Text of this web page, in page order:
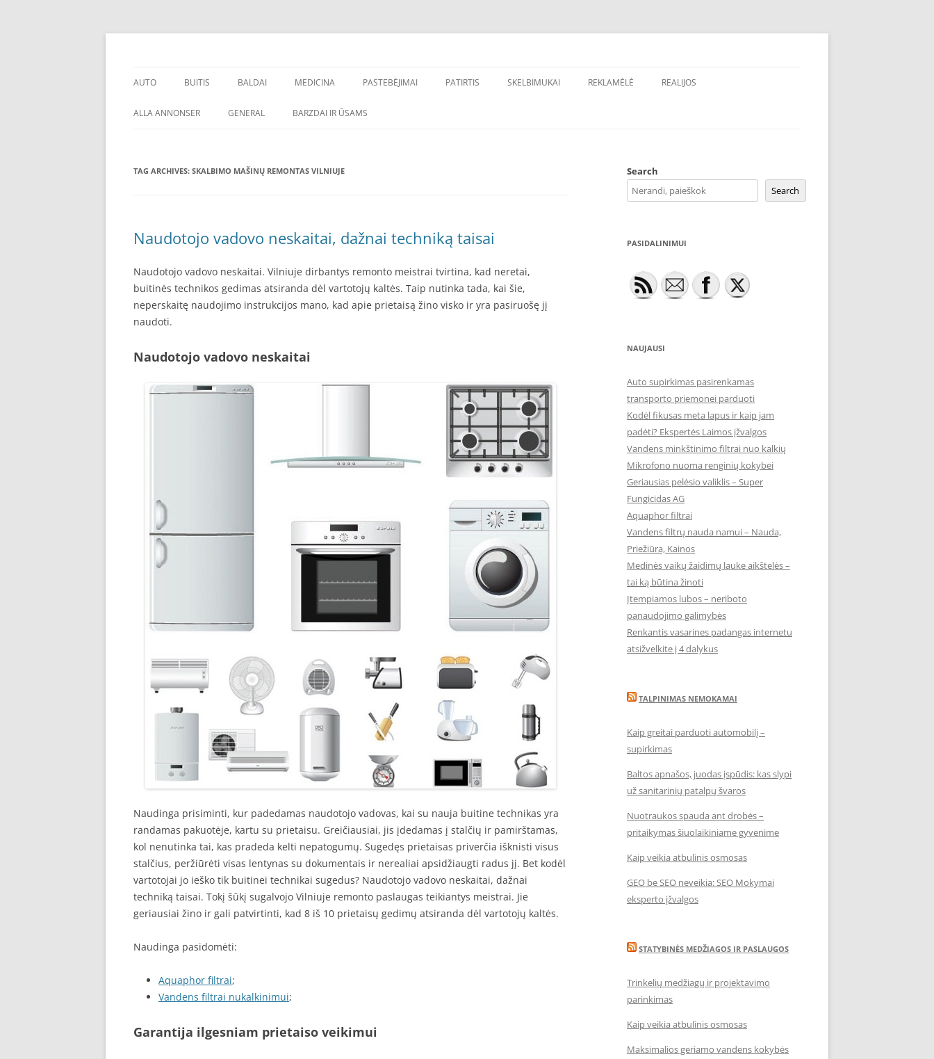
Skip
AUTO
PADANGOS
BUITIS
PREKĖS
BALDAI MEDICINA
ODONTOLOGIJA
PASTEBĖJIMAI PATIRTIS SKELBIMUKAI REKLAMĖLĖ REALIJOS
ALLA ANNONSER GENERAL BARZDAI IR ŪSAMS
TAG ARCHIVES: SKALBIMO MAŠINŲ REMONTAS VILNIUJE
Naudotojo vadovo neskaitai, dažnai techniką taisai
Naudotojo vadovo neskaitai. Vilniuje dirbantys remonto meistrai tvirtina, kad neretai,
buitinės technikos gedimas atsiranda dėl vartotojų kaltės. Taip nutinka tada, kai šie,
neperskaitę naudojimo instrukcijos mano, kad apie prietaisą žino visko ir yra pasiruošę jį
naudoti.
Naudotojo vadovo neskaitai
Naudinga prisiminti, kur padedamas naudotojo vadovas, kai su nauja buitine technikas yra
randamas pakuotėje, kartu su prietaisu. Greičiausiai, jis įdedamas į stalčių ir pamirštamas,
kol nenutinka tai, kas pradeda kelti nepatogumų. Sugedęs prietaisas priverčia išknisti visus
stalčius, peržiūrėti visas lentynas su dokumentais ir nerealiai apsidžiaugti radus jį. Bet kodėl
vartotojai jo ieško tik buitinei technikai sugedus? Naudotojo vadovo neskaitai, dažnai
techniką taisai. Tokį šūkį sugalvojo Vilniuje remonto paslaugas teikiantys meistrai. Jie
geriausiai žino ir gali patvirtinti, kad 8 iš 10 prietaisų gedimų atsiranda dėl vartotojų kaltės.
Naudinga pasidomėti:
Aquaphor filtrai;
Vandens filtrai nukalkinimui;
Garantija ilgesniam prietaiso veikimui
Search
Search
PASIDALINIMUI
NAUJAUSI
Auto supirkimas pasirenkamas
transporto priemonei parduoti
Kodėl fikusas meta lapus ir kaip jam
padėti? Ekspertės Laimos įžvalgos
Vandens minkštinimo filtrai nuo kalkių
Mikrofono nuoma renginių kokybei
Geriausias pelėsio valiklis – Super
Fungicidas AG
Aquaphor filtrai
Vandens filtrų nauda namui – Nauda,
Priežiūra, Kainos
Medinės vaikų žaidimų lauke aikštelės –
tai ką būtina žinoti
Įtempiamos lubos – neriboto
panaudojimo galimybės
Renkantis vasarines padangas internetu
atsižvelkite į 4 dalykus
TALPINIMAS NEMOKAMAI
Kaip greitai parduoti automobilį –
supirkimas
Baltos apnašos, juodas įspūdis: kas slypi
už sanitarinių patalpų švaros
Nuotraukos spauda ant drobės –
pritaikymas šiuolaikiniame gyvenime
Kaip veikia atbulinis osmosas
GEO be SEO neveikia: SEO Mokymai
eksperto įžvalgos
STATYBINĖS MEDŽIAGOS IR PASLAUGOS
Trinkelių medžiagų ir projektavimo
parinkimas
Kaip veikia atbulinis osmosas
Maksimalios geriamo vandens kokybės